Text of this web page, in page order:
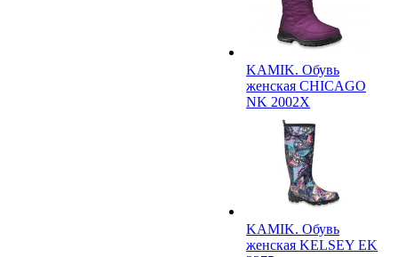
KAMIK. Обувь
женская CHICAGO
NK 2002X
KAMIK. Обувь
женская KELSEY EK